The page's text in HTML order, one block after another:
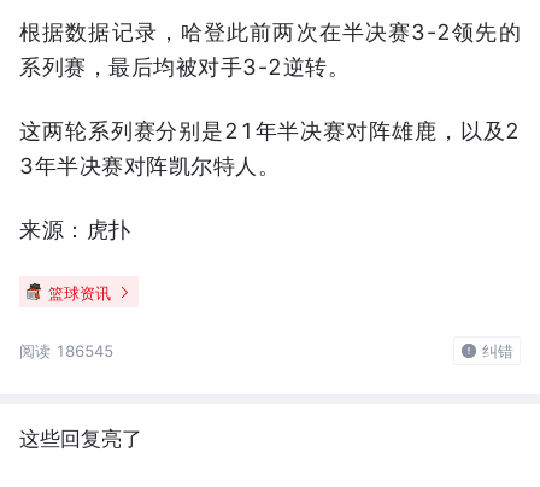
根据数据记录，哈登此前两次在半决赛3-2领先的
系列赛，最后均被对手3-2逆转。
这两轮系列赛分别是21年半决赛对阵雄鹿，以及2
3年半决赛对阵凯尔特人。
来源：虎扑
篮球资讯
阅读 186545 纠错
这些回复亮了